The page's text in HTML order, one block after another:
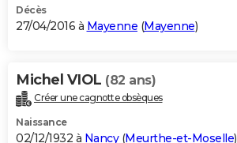
Décès
27/04/2016 à Mayenne (Mayenne)
Michel VIOL (82 ans)
Créer une cagnotte obsèques
Naissance
02/12/1932 à Nancy(Meurthe-et-Moselle)